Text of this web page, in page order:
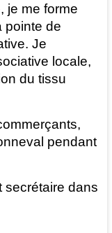
je me forme
pointe de
Je
locale,
du tissu
pendant
secrétaire dans